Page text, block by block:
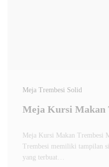
Meja Trembesi Solid
Meja Kursi Makan
Meja Kursi Makan Trembesi
Trembesi memiliki tampilan
yang terbuat…